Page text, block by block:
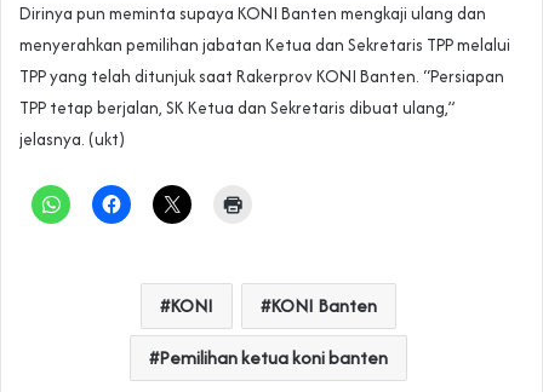
‎Dirinya pun meminta supaya KONI Banten mengkaji ulang dan
menyerahkan pemilihan jabatan Ketua dan Sekretaris TPP melalui
TPP yang telah ditunjuk saat Rakerprov KONI Banten. “Persiapan
TPP tetap berjalan, SK Ketua dan Sekretaris dibuat ulang,”
jelasnya. (ukt)
KONI KONI Banten
Pemilihan ketua koni banten